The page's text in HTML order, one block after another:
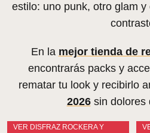
estilo: uno punk, otro glam
En la mejor tienda de
encontrarás packs y
rematar tu look y recibirlo
2026sin dolores
VER DISFRAZ ROCKERA Y